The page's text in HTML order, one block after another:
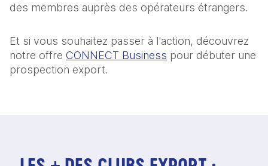
des membres auprès des opérateurs étrangers.
Et si vous souhaitez passer à l'action, découvrez
notre offre CONNECT Business pour débuter une
prospection export.